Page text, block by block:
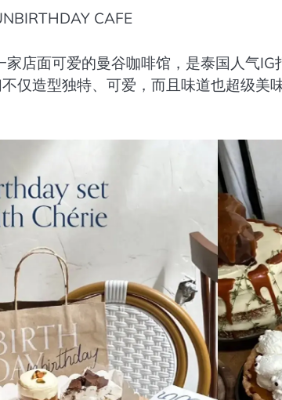
CAFE
店面可爱的曼谷咖啡馆，是泰国人气
仅造型独特、可爱，而且味道也超级美